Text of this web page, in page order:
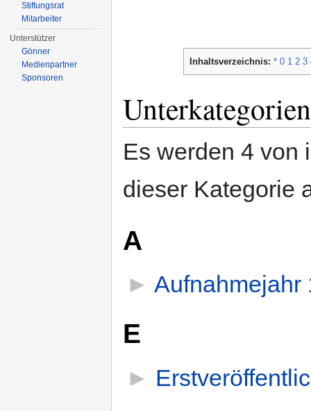
Inhaltsverzeichnis: * 0 1 2 3
Unterkategorien
Es werden 4 von
dieser Kategorie
A
► Aufnahmejahr
E
►
Stiftungsrat
Mitarbeiter
Unterstützer
Gönner
Medienpartner
Sponsoren